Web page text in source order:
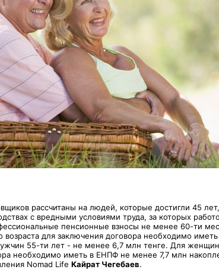
рассчитаны на людей, которые достигли 45
с вредными условиями труда, за которых
пенсионные взносы не менее 60-ти
возраста для заключения договора необходимо
55-ти лет - не менее 6,7 млн тенге. Для
необходимо иметь в ЕНПФ не менее 7,7 млн
Nomad Life Кайрат Чегебаев.